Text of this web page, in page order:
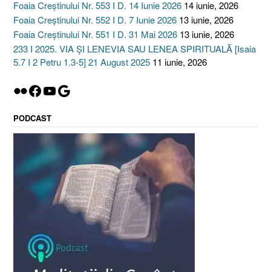
Foaia Creștinului Nr. 553 I D. 14 Iunie 2026 14 iunie, 2026
Foaia Creștinului Nr. 552 I D. 7 Iunie 2026 13 iunie, 2026
Foaia Creștinului Nr. 551 I D. 31 Mai 2026 13 iunie, 2026
233 I 2025. VIA ȘI LENEVIA SAU LENEA SPIRITUALĂ [Isaia
5.7 I 2 Petru 1.3-5] 21 August 2025 11 iunie, 2026
Flickr
Facebook
YouTube
Google
PODCAST